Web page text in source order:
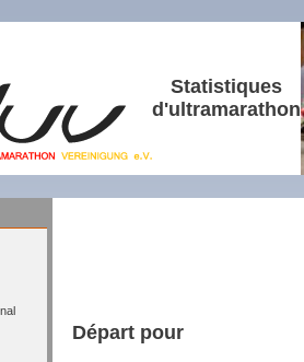
Statistiques
d'ultramarathon
Départ pour